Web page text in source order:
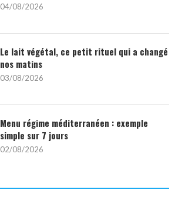
04/08/2026
Le lait végétal, ce petit rituel qui a changé
nos matins
03/08/2026
Menu régime méditerranéen : exemple
simple sur 7 jours
02/08/2026